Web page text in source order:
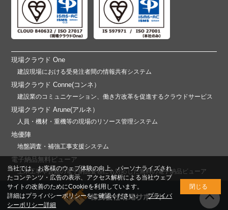
現場クラウド One
建設現場における受発注者間の情報共有システム
現場クラウド Conne(コンネ）
建設業のコミュニケーション、働き方改革を促進するクラウドサービス
現場クラウド Arune(アルネ）
人員・機材・重機等の現場のリソース管理システム
地優陣
地盤調査・補強工事支援システム
電子納品無料ビューア
土木工事や営繕の電子納品要領にも対応した無料の電子納品ビューア
当社では、お客様のウェブ体験の向上、パーソナライズされ
たコンテンツ・広告の表示、アクセス解析による当社ウェブ
サイトの改善のためにCookieを利用しています。
詳細はプライバシーポリシーをご確認ください。
プライバ
シーポリシー詳細
閉じる